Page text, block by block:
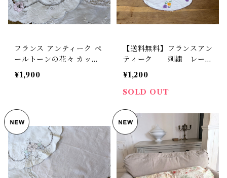
フランス アンティーク ペ
ールトーンの花々 カット
ワーク ドイリーレース
【D-】
¥1,900
【送料無料】フランスアン
ティーク 刺繍 レー
ス ドイリー 小花デザイ
ン【165-23B】【フランス
バイヤーセレクト品】
¥1,200
SOLD OUT